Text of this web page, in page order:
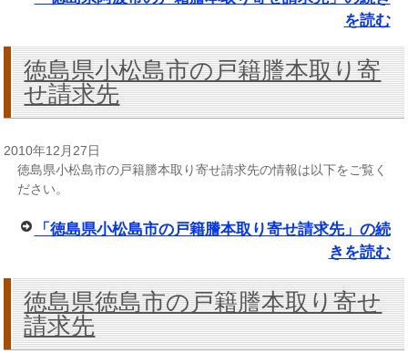
を読む
徳島県小松島市の戸籍謄本取り寄
せ請求先
2010年12月27日
徳島県小松島市の戸籍謄本取り寄せ請求先の情報は以下をご覧く
ださい。
「徳島県小松島市の戸籍謄本取り寄せ請求先」の続
きを読む
徳島県徳島市の戸籍謄本取り寄せ
請求先